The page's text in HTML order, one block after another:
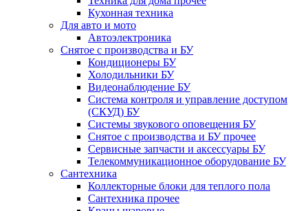
Кухонная техника
Для авто и мото
Автоэлектроника
Снятое с производства и БУ
Кондиционеры БУ
Холодильники БУ
Видеонаблюдение БУ
Система контроля и управление доступом
(СКУД) БУ
Системы звукового оповещения БУ
Снятое с производства и БУ прочее
Сервисные запчасти и аксессуары БУ
Телекоммуникационное оборудование БУ
Сантехника
Коллекторные блоки для теплого пола
Сантехника прочее